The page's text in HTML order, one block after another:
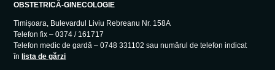
OBSTETRICĂ-GINECOLOGIE
Timișoara, Bulevardul Liviu Rebreanu Nr. 158A
Telefon fix – 0374 / 161717
Telefon medic de gardă – 0748 331102 sau numărul de telefon indicat
în lista de gărzi